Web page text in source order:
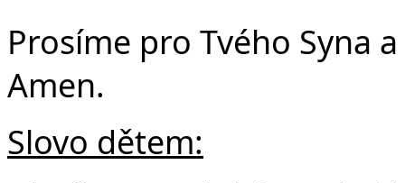
Prosíme pro Tvého Syna
Amen.
Slovo dětem: